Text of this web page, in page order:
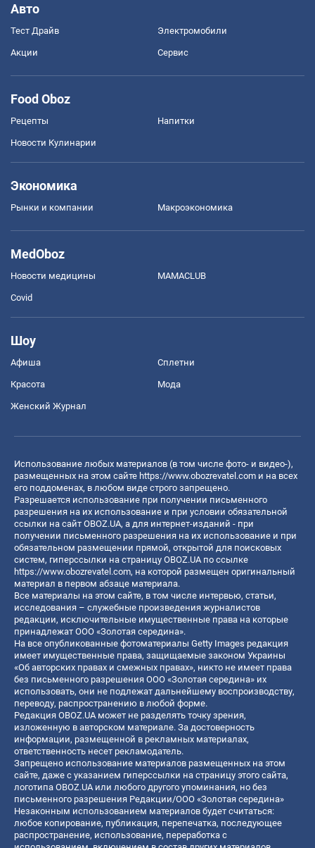
Авто
Тест Драйв Электромобили
Акции Сервис
Food Oboz
Рецепты Напитки
Новости Кулинарии
Экономика
Рынки и компании Mакроэкономика
MedOboz
Новости медицины MAMACLUB
Covid
Шоу
Афиша Сплетни
Красота Мода
Женский Журнал
Использование любых материалов (в том числе фото- и видео-),
размещенных на этом сайте https://www.obozrevatel.com и на всех
его поддоменах, в любом виде строго запрещено.
Разрешается использование при получении письменного
разрешения на их использование и при условии обязательной
ссылки на сайт OBOZ.UA, а для интернет-изданий - при
получении письменного разрешения на их использование и при
обязательном размещении прямой, открытой для поисковых
систем, гиперссылки на страницу OBOZ.UA по ссылке
https://www.obozrevatel.com, на которой размещен оригинальный
материал в первом абзаце материала.
Все материалы на этом сайте, в том числе интервью, статьи,
исследования – служебные произведения журналистов
редакции, исключительные имущественные права на которые
принадлежат ООО «Золотая середина».
На все опубликованные фотоматериалы Getty Images редакция
имеет имущественные права, защищаемые законом Украины
«Об авторских правах и смежных правах», никто не имеет права
без письменного разрешения ООО «Золотая середина» их
использовать, они не подлежат дальнейшему воспроизводству,
переводу, распространению в любой форме.
Редакция OBOZ.UA может не разделять точку зрения,
изложенную в авторском материале. За достоверность
информации, размещенной в рекламных материалах,
ответственность несет рекламодатель.
Запрещено использование материалов размещенных на этом
сайте, даже с указанием гиперссылки на страницу этого сайта,
логотипа OBOZ.UA или любого другого упоминания, но без
письменного разрешения Редакции/ООО «Золотая середина»
Незаконным использованием материалов будет считаться:
любое копирование, публикация, перепечатка, последующее
распространение, использование, переработка с